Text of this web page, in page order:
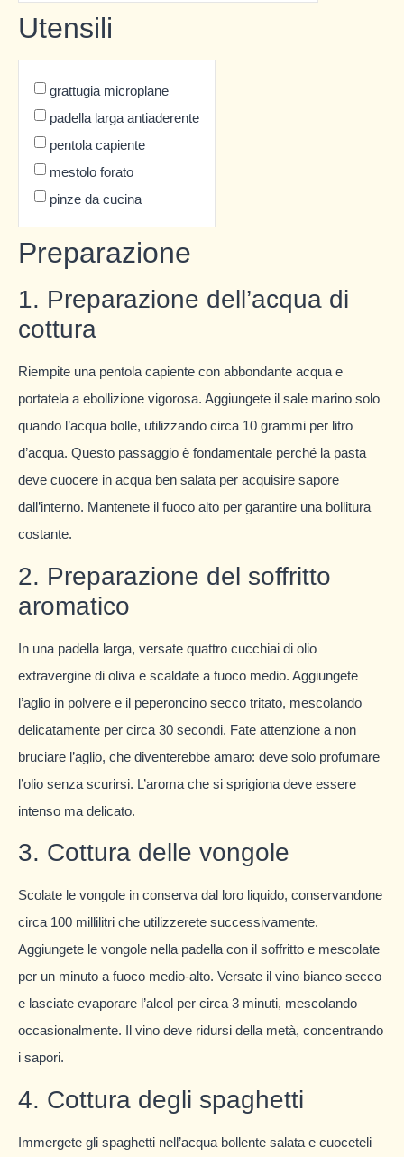
Utensili
grattugia microplane
padella larga antiaderente
pentola capiente
mestolo forato
pinze da cucina
Preparazione
1. Preparazione dell’acqua di
cottura
Riempite una pentola capiente con abbondante acqua e
portatela a ebollizione vigorosa. Aggiungete il sale marino solo
quando l’acqua bolle, utilizzando circa 10 grammi per litro
d’acqua. Questo passaggio è fondamentale perché la pasta
deve cuocere in acqua ben salata per acquisire sapore
dall’interno. Mantenete il fuoco alto per garantire una bollitura
costante.
2. Preparazione del soffritto
aromatico
In una padella larga, versate quattro cucchiai di olio
extravergine di oliva e scaldate a fuoco medio. Aggiungete
l’aglio in polvere e il peperoncino secco tritato, mescolando
delicatamente per circa 30 secondi. Fate attenzione a non
bruciare l’aglio, che diventerebbe amaro: deve solo profumare
l’olio senza scurirsi. L’aroma che si sprigiona deve essere
intenso ma delicato.
3. Cottura delle vongole
Scolate le vongole in conserva dal loro liquido, conservandone
circa 100 millilitri che utilizzerete successivamente.
Aggiungete le vongole nella padella con il soffritto e mescolate
per un minuto a fuoco medio-alto. Versate il vino bianco secco
e lasciate evaporare l’alcol per circa 3 minuti, mescolando
occasionalmente. Il vino deve ridursi della metà, concentrando
i sapori.
4. Cottura degli spaghetti
Immergete gli spaghetti nell’acqua bollente salata e cuoceteli